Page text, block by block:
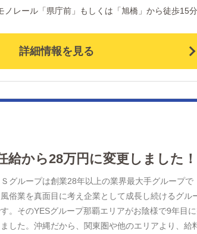
頑張った人が評価されるので、今からスタートで
た接客、働く女の子たちが気持ちよく働ける環境
、そこに対して真摯に取り組む気持ちがあればOK！
だけお給料に反映される制度もございます！スタ
際の初期費用無料！・家具家電付き家賃5万円！(普
の収入より高い収入を得られる。・未経験でもやる気
ればOK！ ・昇給/昇格のスピードが段違い。 ※月給
タートでも昇給により、入社半年～1年で月給50万
くある話です。 ※何年努力しても収入が上がらな
号 【アクセス】 沖縄モノレール「県庁前」もしくは「旭橋」から徒歩15
詳細情報を見る
から28万円に変更しました！
Ｓグループは創業28年以上の業界最大手グループで
俗業を真面目に考え企業として成長し続けるグル
。そのYESグループ那覇エリアがお陰様で9年目
ました。沖縄だから、関東圏や他のエリアより、給